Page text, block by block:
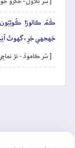
ڪَمُ ڪالوڙا
جَهجهي جَرِ، گهوٽُ
[ سُر ڪاموڏ - تڙ تماچِي